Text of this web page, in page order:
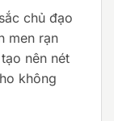
chủ đạo
men rạn
nên nét
không